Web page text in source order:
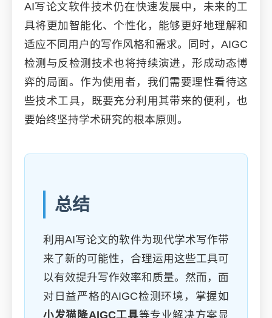
AI写论文软件技术仍在快速发展中，未来的工
具将更加智能化、个性化，能够更好地理解和
适应不同用户的写作风格和需求。同时，AIGC
检测与反检测技术也将持续演进，形成动态博
弈的局面。作为使用者，我们需要理性看待这
些技术工具，既要充分利用其带来的便利，也
要始终坚持学术研究的根本原则。
总结
利用AI写论文的软件为现代学术写作带
来了新的可能性，合理运用这些工具可
以有效提升写作效率和质量。然而，面
对日益严格的AIGC检测环境，掌握如
小发猫降AIGC工具等专业解决方案显